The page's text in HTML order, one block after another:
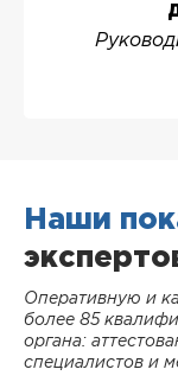
Наши
Оперативную и
более 85
органа:
специалистов и